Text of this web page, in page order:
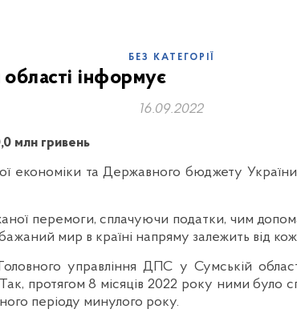
БЕЗ КАТЕГОРІЇ
інформує
16.09.2022
млн гривень
економіки та Державного бюджету
перемоги, сплачуючи податки, чим
мир в країні напряму залежить від
управління ДПС у Сумській
Так, протягом 8 місяців 2022 року ними
періоду минулого року.